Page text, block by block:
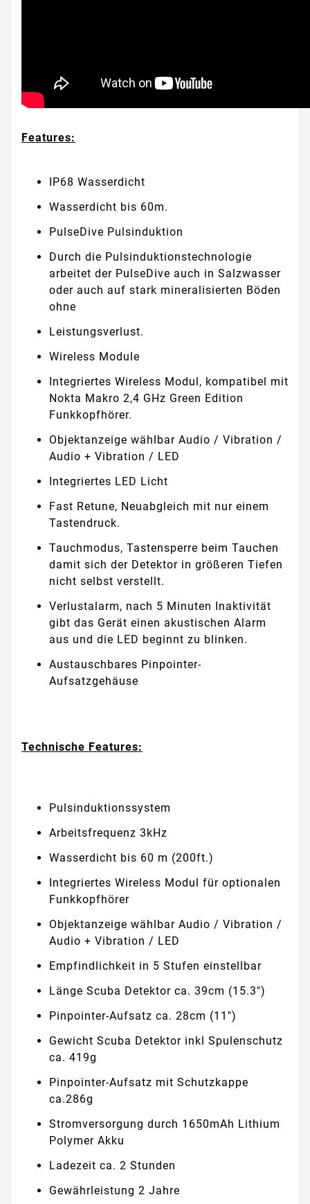
Features:
IP68 Wasserdicht
Wasserdicht bis 60m.
PulseDive Pulsinduktion
Durch die Pulsinduktionstechnologie
arbeitet der PulseDive auch in Salzwasser
oder auch auf stark mineralisierten Böden
ohne
Leistungsverlust.
Wireless Module
Integriertes Wireless Modul, kompatibel mit
Nokta Makro 2,4 GHz Green Edition
Funkkopfhörer.
Objektanzeige wählbar Audio / Vibration /
Audio + Vibration / LED
Integriertes LED Licht
Fast Retune, Neuabgleich mit nur einem
Tastendruck.
Tauchmodus, Tastensperre beim Tauchen
damit sich der Detektor in größeren Tiefen
nicht selbst verstellt.
Verlustalarm, nach 5 Minuten Inaktivität
gibt das Gerät einen akustischen Alarm
aus und die LED beginnt zu blinken.
Austauschbares Pinpointer-
Aufsatzgehäuse
Technische Features:
Pulsinduktionssystem
Arbeitsfrequenz 3kHz
Wasserdicht bis 60 m (200ft.)
Integriertes Wireless Modul für optionalen
Funkkopfhörer
Objektanzeige wählbar Audio / Vibration /
Audio + Vibration / LED
Empfindlichkeit in 5 Stufen einstellbar
Länge Scuba Detektor ca. 39cm (15.3")
Pinpointer-Aufsatz ca. 28cm (11")
Gewicht Scuba Detektor inkl Spulenschutz
ca. 419g
Pinpointer-Aufsatz mit Schutzkappe
ca.286g
Stromversorgung durch 1650mAh Lithium
Polymer Akku
Ladezeit ca. 2 Stunden
Gewährleistung 2 Jahre